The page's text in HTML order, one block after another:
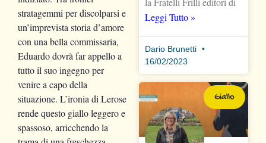
stratagemmi per discolparsi e
un’imprevista storia d’amore
con una bella commissaria,
Eduardo dovrà far appello a
tutto il suo ingegno per
venire a capo della
situazione. L’ironia di Lerose
rende questo giallo leggero e
spassoso, arricchendo la
Leggi Tutto »
Dario Brunetti
16/02/2023
Giallo